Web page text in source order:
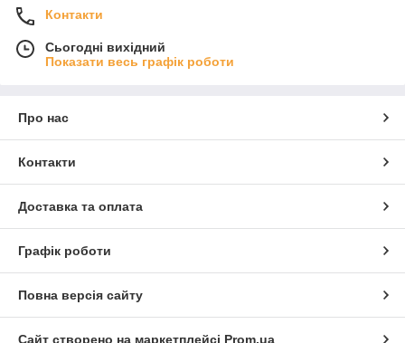
Контакти
Сьогодні вихідний
Показати весь графік роботи
Про нас
Контакти
Доставка та оплата
Графік роботи
Повна версія сайту
Сайт створено на маркетплейсі Prom.ua